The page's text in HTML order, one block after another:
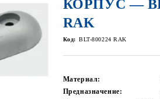
КОРПУС —
RAK
Код: BLT-800224 RAK
Материал:
Предназначение: